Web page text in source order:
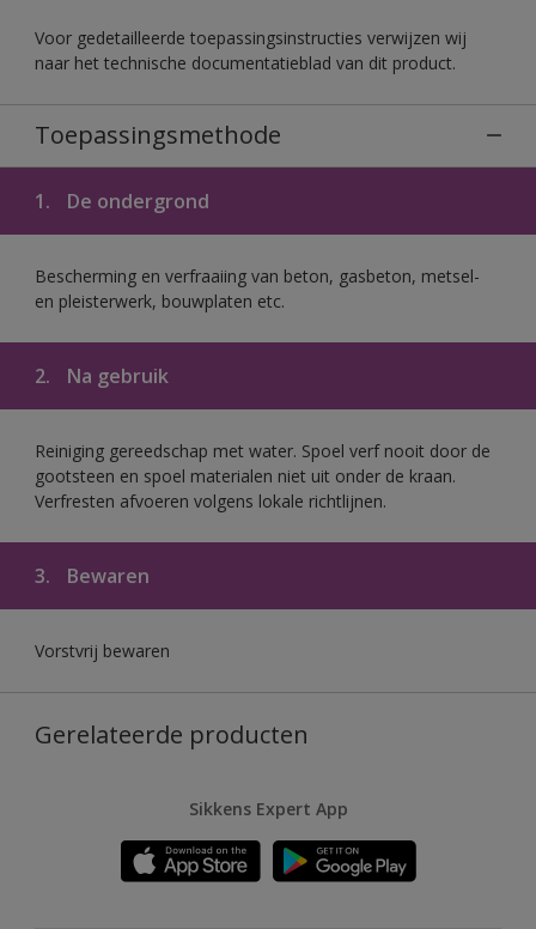
Voor gedetailleerde toepassingsinstructies verwijzen wij
naar het technische documentatieblad van dit product.
Toepassingsmethode
1. De ondergrond
Bescherming en verfraaiing van beton, gasbeton, metsel-
en pleisterwerk, bouwplaten etc.
2. Na gebruik
Reiniging gereedschap met water. Spoel verf nooit door de
gootsteen en spoel materialen niet uit onder de kraan.
Verfresten afvoeren volgens lokale richtlijnen.
3. Bewaren
Vorstvrij bewaren
Gerelateerde producten
Sikkens Expert App